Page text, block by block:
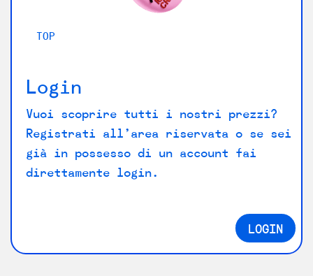
TOP
Login
Vuoi scoprire tutti i nostri prezzi?
Registrati all’area riservata o se sei
già in possesso di un account fai
direttamente login.
LOGIN